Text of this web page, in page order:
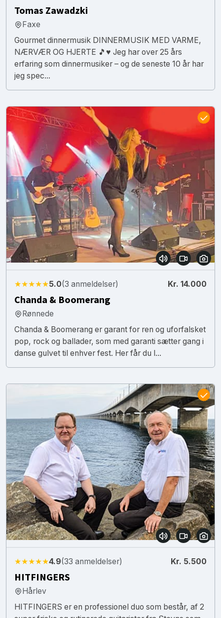
Tomas Zawadzki
Faxe
Gourmet dinnermusik DINNERMUSIK MED VARME,
NÆRVÆR OG HJERTE 🎵♥️ Jeg har over 25 års
erfaring som dinnermusiker – og de seneste 10 år har
jeg spec...
★★★★★5.0(3 anmeldelser) Kr. 14.000
Chanda & Boomerang
Rønnede
Chanda & Boomerang er garant for ren og uforfalsket
pop, rock og ballader, som med garanti sætter gang i
danse gulvet til enhver fest. Her får du l...
★★★★★4.9(33 anmeldelser) Kr. 5.500
HITFINGERS
Hårlev
HITFINGERS er en professionel duo som består, af 2